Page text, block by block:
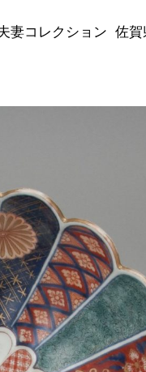
妻コレクション 佐